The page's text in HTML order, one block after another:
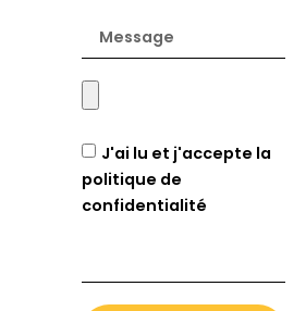
J'ai lu et j'accepte la
politique de
confidentialité